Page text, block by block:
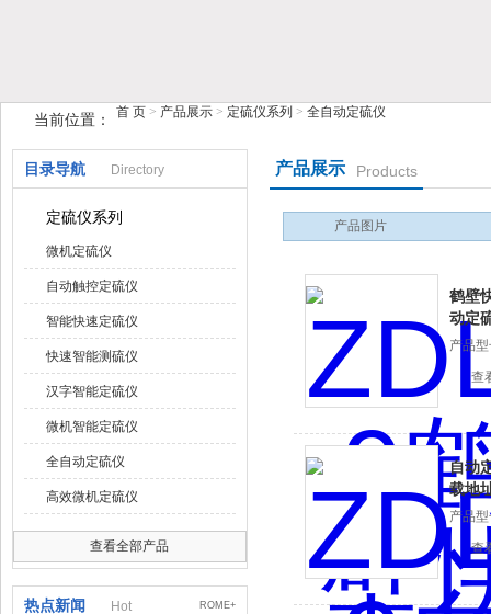
鹤壁市快猫视频网站入口仪器仪表有限公司
当前位置： 首 页 > 产品展示 > 定硫仪系列 > 全自动定硫仪
目录导航 Directory
定硫仪系列
微机定硫仪
自动触控定硫仪
智能快速定硫仪
快速智能测硫仪
汉字智能定硫仪
微机智能定硫仪
全自动定硫仪
高效微机定硫仪
查看全部产品
热点新闻 Hot ROME+
产品展示 Products
产品图片
鹤壁
动定
产品型
查
自动
载地
产品型
查